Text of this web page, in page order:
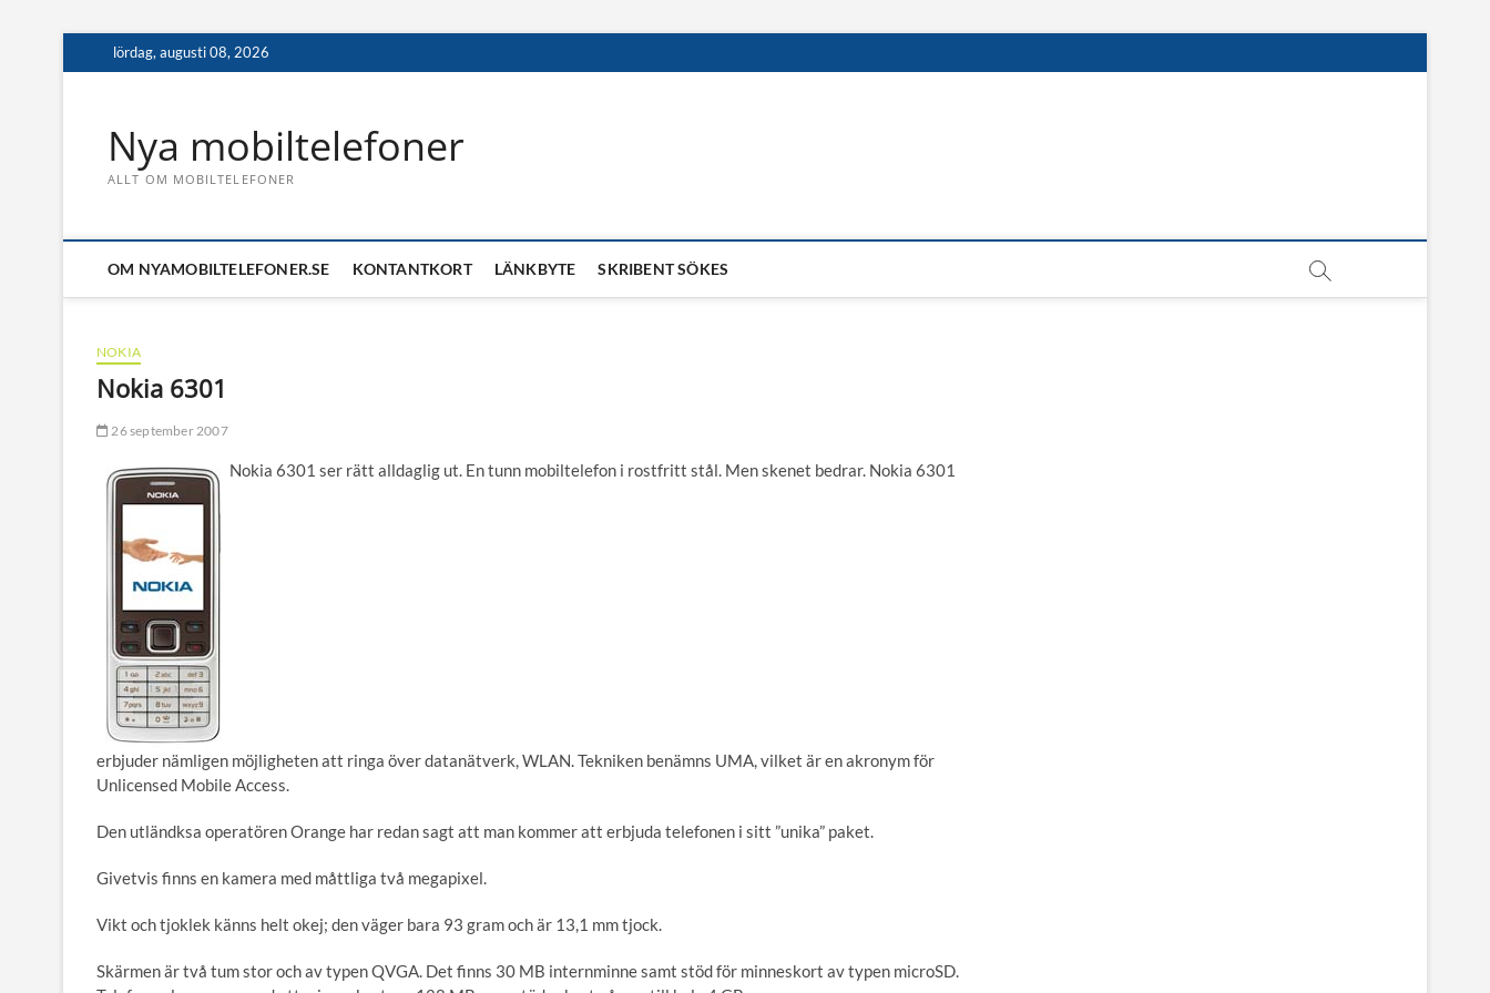
to
lördag, augusti 08, 2026
Nya mobiltelefoner
ALLT OM MOBILTELEFONER
OM NYAMOBILTELEFONER.SE KONTANTKORT LÄNKBYTE SKRIBENT SÖKES
NOKIA
Nokia 6301
26 september 2007
Nokia 6301 ser rätt alldaglig ut. En tunn mobiltelefon i rostfritt stål. Men skenet bedrar. Nokia 6301
erbjuder nämligen möjligheten att ringa över datanätverk, WLAN. Tekniken benämns UMA, vilket är en akronym för
Unlicensed Mobile Access.
Den utländksa operatören Orange har redan sagt att man kommer att erbjuda telefonen i sitt ”unika” paket.
Givetvis finns en kamera med måttliga två megapixel.
Vikt och tjoklek känns helt okej; den väger bara 93 gram och är 13,1 mm tjock.
Skärmen är två tum stor och av typen QVGA. Det finns 30 MB internminne samt stöd för minneskort av typen microSD.